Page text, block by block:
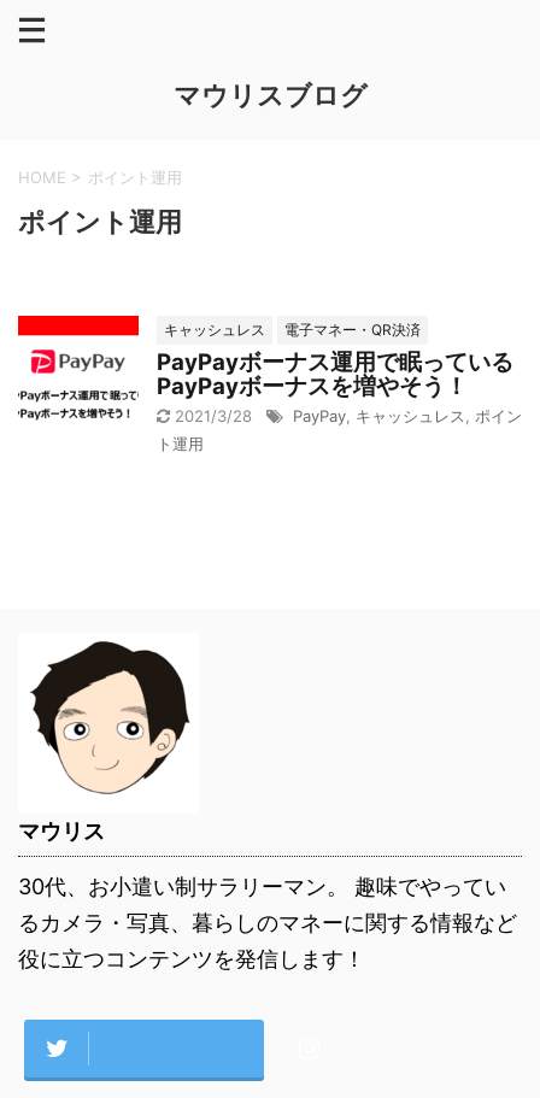
マウリスブログ
HOME > ポイント運用
ポイント運用
キャッシュレス 電子マネー・QR決済
PayPayボーナス運用で眠っている
PayPayボーナスを増やそう！
2021/3/28 PayPay キャッシュレス
ポイン
ト運用
マウリス
30代、お小遣い制サラリーマン。 趣味でやってい
るカメラ・写真、暮らしのマネーに関する情報など
役に立つコンテンツを発信します！